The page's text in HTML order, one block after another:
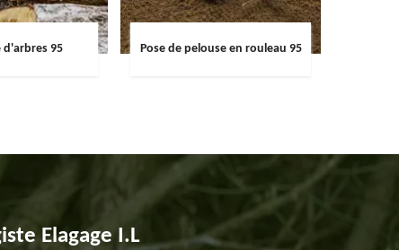
d'arbres 95 Pose de pelouse en rouleau 95
Elagage I.L